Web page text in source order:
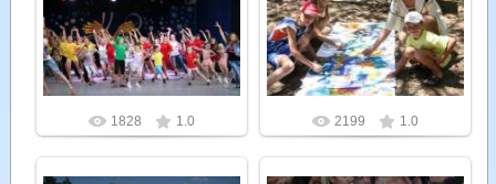
26.07.2012
Admin
1828 1.0
26.07.2012
Admin
2199 1.0